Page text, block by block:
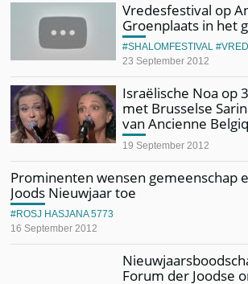
Vredesfestival op
Groenplaats in het
23 September 2012
SHALOMFESTIVAL
Israëlische Noa op
met Brusselse
van Ancienne
19 September 2012
Prominenten wensen gemeenschap
Joods Nieuwjaar toe
16 September 2012
ROSJ HASJANA 5773
Forum der Joodse